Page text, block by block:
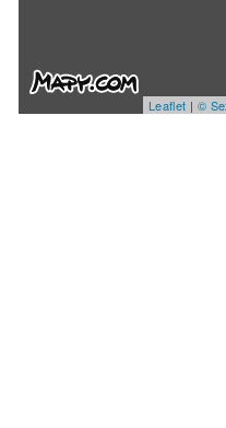
Leaflet | ©